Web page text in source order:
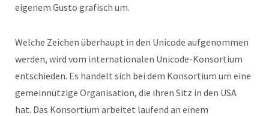
eigenem Gusto grafisch um.
Welche Zeichen überhaupt in den Unicode aufgenommen
werden, wird vom internationalen Unicode-Konsortium
entschieden. Es handelt sich bei dem Konsortium um eine
gemeinnützige Organisation, die ihren Sitz in den USA
hat. Das Konsortium arbeitet laufend an einem